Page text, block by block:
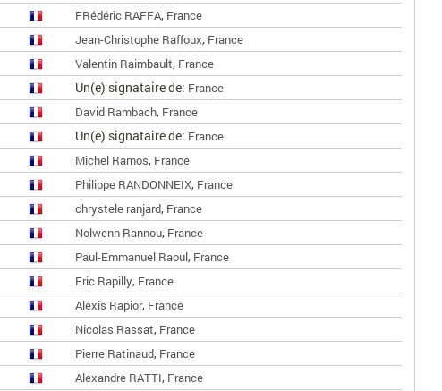
FRédéric RAFFA, France
Jean-Christophe Raffoux, France
Valentin Raimbault, France
Un(e) signataire de: France
David Rambach, France
Un(e) signataire de: France
Michel Ramos, France
Philippe RANDONNEIX, France
chrystele ranjard, France
Nolwenn Rannou, France
Paul-Emmanuel Raoul, France
Eric Rapilly, France
Alexis Rapior, France
Nicolas Rassat, France
Pierre Ratinaud, France
Alexandre RATTI, France